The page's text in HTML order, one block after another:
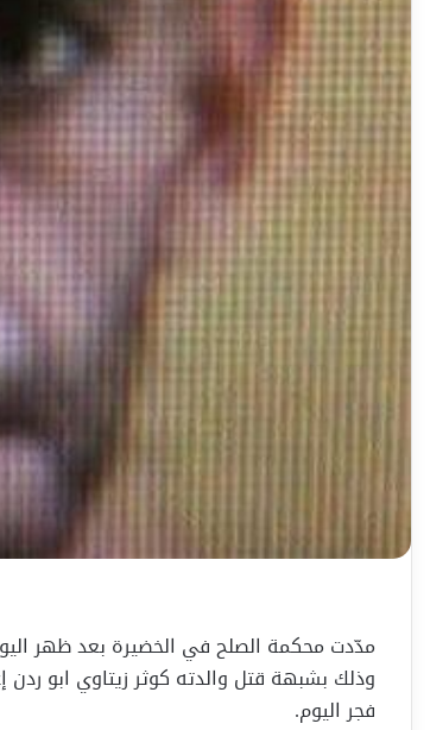
وذلك بشبهة قتل والدته كوثر زيتاوي ابو
فجر اليوم.